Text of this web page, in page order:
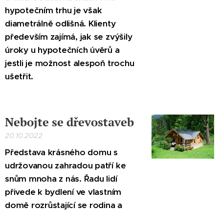
hypotečním trhu je však
diametrálně odlišná. Klienty
především zajímá, jak se zvýšily
úroky u hypotečních úvěrů a
jestli je možnost alespoň trochu
ušetřit.
Nebojte se dřevostaveb
20.10.2022
Představa krásného domu s
udržovanou zahradou patří ke
snům mnoha z nás. Řadu lidí
přivede k bydlení ve vlastním
domě rozrůstající se rodina a